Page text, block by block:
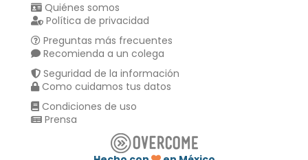
Quiénes somos
Política de privacidad
Preguntas más frecuentes
Recomienda a un colega
Seguridad de la información
Como cuidamos tus datos
Condiciones de uso
Prensa